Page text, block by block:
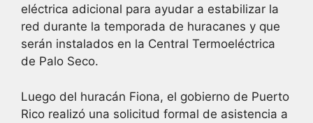
eléctrica adicional para ayudar a estabilizar la
red durante la temporada de huracanes y que
serán instalados en la Central Termoeléctrica
de Palo Seco.
Luego del huracán Fiona, el gobierno de Puerto
Rico realizó una solicitud formal de asistencia a